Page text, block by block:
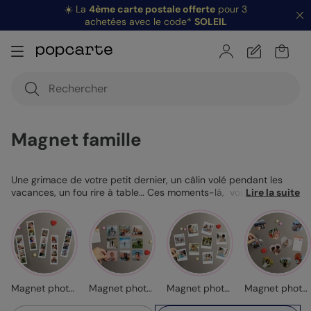
☀️ La 4ème carte postale offerte pour 3
achetées avec le code* SOLEIL
Magnet famille
Une grimace de votre petit dernier, un câlin volé pendant les
vacances, un fou rire à table… Ces moments-là, vous les gardez
téléphone ? Avec nosmagnets photo
famille personnalisés,
vous les affichez là où tout le monde passe : sur le frigo. Un
coup d’œil en préparant le café, un sourire en attrapant le
beurre… Et hop, vos souvenirs prennent vie au quotidien. Et plus
vous en créez, plus l’ensemble devient une vraie collection de
préférés.
Lire la suite
Magnet photo cabine Magnet photo carré Magnet photo retro Magnet photo cœur